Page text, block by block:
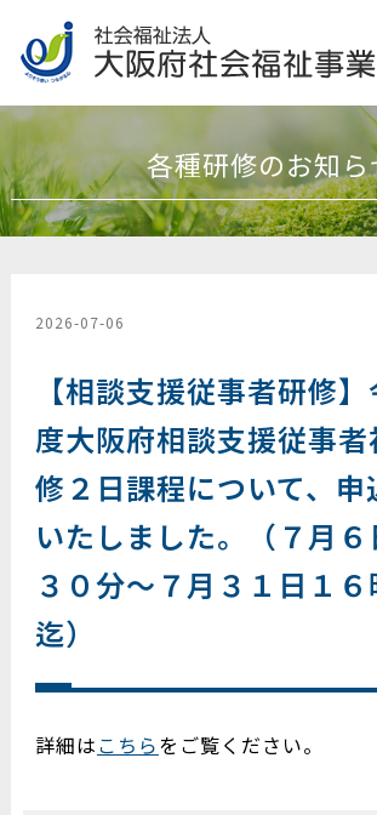
各種研修のお知ら
2026-07-06
【相談支援従事者研修
度大阪府相談支援従事
修２日課程について、申
いたしました。（７月
３０分～７月３１日１
迄）
詳細はこちらをご覧ください。